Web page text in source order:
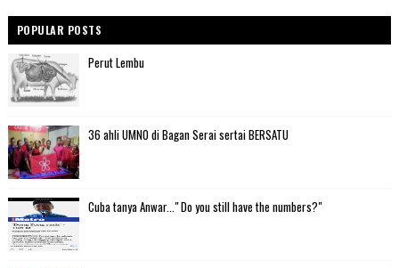
POPULAR POSTS
Perut Lembu
36 ahli UMNO di Bagan Serai sertai BERSATU
Cuba tanya Anwar..." Do you still have the numbers?"